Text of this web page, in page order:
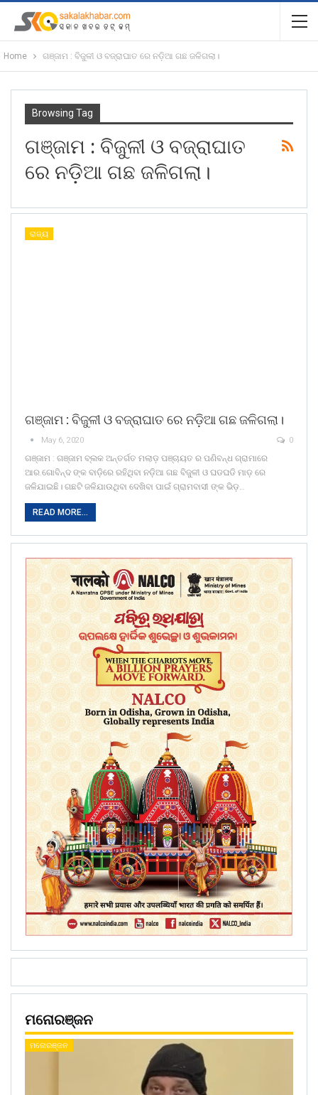
Home ଗଞ୍ଜାମ : ବିଜୁଳୀ ଓ ବଜ୍ରାଘାତ ରେ ନଡ଼ିଆ ଗଛ ଜଳିଗଲା।
Browsing Tag
ଗଞ୍ଜାମ : ବିଜୁଳୀ ଓ ବଜ୍ରାଘାତ
ରେ ନଡ଼ିଆ ଗଛ ଜଳିଗଲା।
ରାଜ୍ୟ
ଗଞ୍ଜାମ : ବିଜୁଳୀ ଓ ବଜ୍ରାଘାତ ରେ ନଡ଼ିଆ ଗଛ ଜଳିଗଲା।
May 6, 2020 0
ଗଞ୍ଜାମ : ଗଞ୍ଜାମ ବ୍ଲକ ଅନ୍ତର୍ଗତ ମଲାଡ଼ ପଞ୍ଚାୟତ ର ପଣିବନ୍ଧ ଗ୍ରାମାରେ
ଆର.ଗୋବିନ୍ଦ ଙ୍କ ବାଡ଼ିରେ ରହିଥିବା ନଡ଼ିଆ ଗଛ ବିଜୁଳୀ ଓ ଘଡଘଡି ମାଡ଼ ରେ
ଜଳିଯାଇଛି। ଗଛଟି ଜଳିଯାଉଥିବା ଦେଖିବା ପାଇଁ ଗ୍ରାମବାସୀ ଙ୍କ ଭିଡ଼…
READ MORE...
ମନୋରଞ୍ଜନ
ମନୋରଞ୍ଜନ